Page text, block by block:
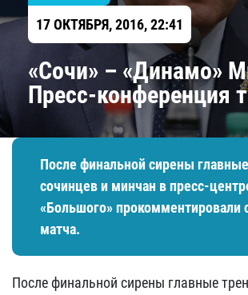
17 ОКТЯБРЯ, 2016, 22:41
«Сочи» – «Динамо»
Пресс-конференция
После финальной сирены
сочинцев и минчан в пресс-
«Большого» прокомментировали
матча.
После финальной сирены главные